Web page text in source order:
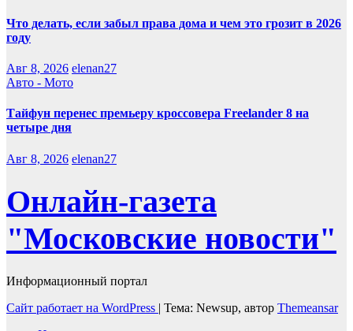
Что делать, если забыл права дома и чем это грозит в 2026
году
Авг 8, 2026 elenan27
Авто - Мото
Тайфун перенес премьеру кроссовера Freelander 8 на
четыре дня
Авг 8, 2026 elenan27
Онлайн-газета
"Московские новости"
Информационный портал
Сайт работает на WordPress | Тема: Newsup, автор Themeansar